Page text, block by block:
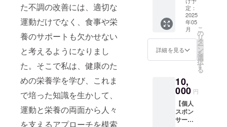
た不調の改善には、適切な
運動だけでなく、食事や栄
養のサポートも欠かせない
と考えるようになりまし
た。そこで私は、健康のた
めの栄養学を学び、これま
で培った知識を生かして、
運動と栄養の両面から人々
を支えるアプローチを模索
運動と栄養
でトータル
サポートし
ていきたい
と考えてい
ます。
595-12
大崎ビ
ル2階
https://
anchor-
takasa
ki.com/
※こちら
の有効
期限は
2025年
5月から
1年間で
す。
にて調
整させ
ていた
だきま
す。 ※
オンラ
メール
にてお
送りさ
せてい
ただき
ます。
プロテ
イン」
を1kgお
送りさ
せてい
ただき
ます。
30名限
常のリ
ターン
の価格
10,420
円から
10％引
定：
2025
年05
月
詳細を見る
こ
の
リ
タ
ー
ン
を
選
択
す
る
10,
000 円
【個人
スポン
サー】